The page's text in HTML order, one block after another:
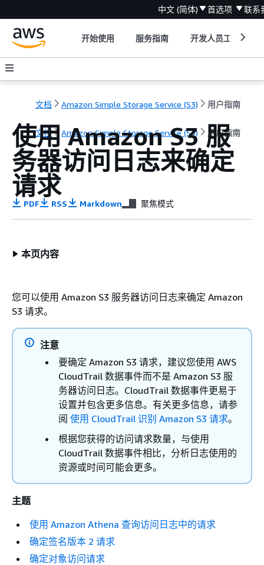
中文 (简体) 首选项 联系
开始使用 服务指南 开发人员工具
文档 Amazon Simple Storage Service (S3) 用户指南
文档 Amazon Simple Storage Service (S3) 用户指南
使用 Amazon S3 服
务器访问日志来确定
请求
PDF RSS Markdown 聚焦模式
本页内容
您可以使用 Amazon S3 服务器访问日志来确定 Amazon
S3 请求。
注意
要确定 Amazon S3 请求，建议您使用 AWS
CloudTrail 数据事件而不是 Amazon S3 服
务器访问日志。CloudTrail 数据事件更易于
设置并包含更多信息。有关更多信息，请参
阅 使用 CloudTrail 识别 Amazon S3 请求。
根据您获得的访问请求数量，与使用
CloudTrail 数据事件相比，分析日志使用的
资源或时间可能会更多。
主题
使用 Amazon Athena 查询访问日志中的请求
确定签名版本 2 请求
确定对象访问请求